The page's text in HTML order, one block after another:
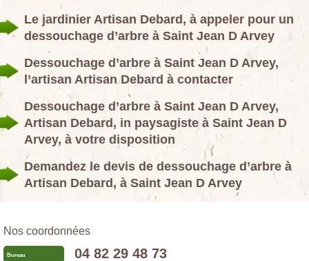
Le jardinier Artisan Debard, à appeler pour un
dessouchage d’arbre à Saint Jean D Arvey
Dessouchage d’arbre à Saint Jean D Arvey,
l’artisan Artisan Debard à contacter
Dessouchage d’arbre à Saint Jean D Arvey,
Artisan Debard, in paysagiste à Saint Jean D
Arvey, à votre disposition
Demandez le devis de dessouchage d’arbre à
Artisan Debard, à Saint Jean D Arvey
Nos coordonnées
Bureau 04 82 29 48 73